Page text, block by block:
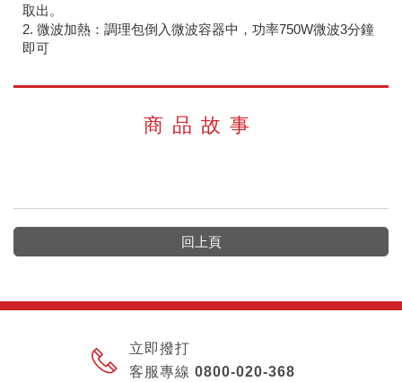
取出。
2. 微波加熱：調理包倒入微波容器中，功率750W微波3分鐘
即可
商品故事
回上頁
立即撥打
客服專線 0800-020-368